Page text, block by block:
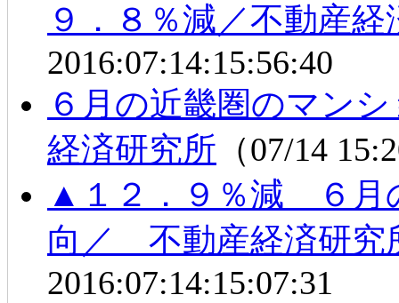
９．８％減／不動産経
2016:07:14:15:56:40
６月の近畿圏のマン
経済研究所 （07/14
▲１２．９％減 ６月
向／ 不動産経済研究
2016:07:14:15:07:31